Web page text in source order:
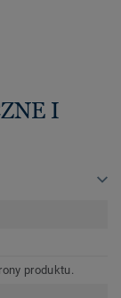
I
produktu.